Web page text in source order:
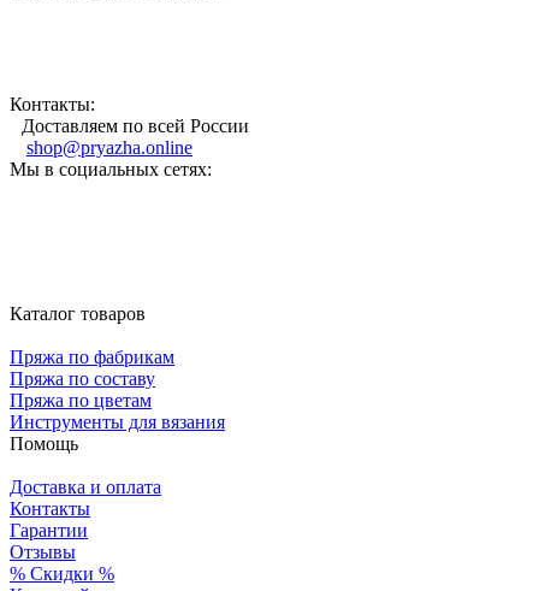
Контакты:
Доставляем по всей России
shop@pryazha.online
Мы в социальных сетях:
Каталог товаров
Пряжа по фабрикам
Пряжа по составу
Пряжа по цветам
Инструменты для вязания
Помощь
Доставка и оплата
Контакты
Гарантии
Отзывы
% Скидки %